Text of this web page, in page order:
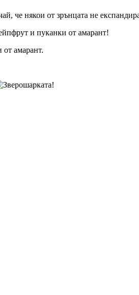
че някои от зрънцата не
от амарант.